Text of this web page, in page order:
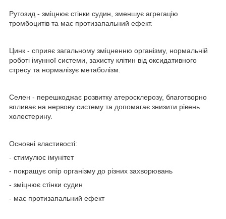
Рутозид - зміцнює стінки судин, зменшує агрегацію
тромбоцитів та має протизапальний ефект.
Цинк - сприяє загальному зміцненню організму, нормальній
роботі імунної системи, захисту клітин від оксидативного
стресу та нормалізує метаболізм.
Селен - перешкоджає розвитку атеросклерозу, благотворно
впливає на нервову систему та допомагає знизити рівень
холестерину.
Основні властивості:
- стимулює імунітет
- покращує опір організму до різних захворювань
- зміцнює стінки судин
- має протизапальний ефект